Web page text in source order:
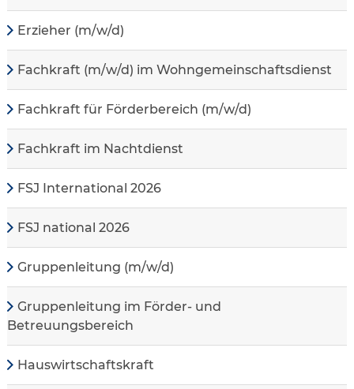
Erzieher (m/w/d)
Fachkraft (m/w/d) im Wohngemeinschaftsdienst
Fachkraft für Förderbereich (m/w/d)
Fachkraft im Nachtdienst
FSJ International 2026
FSJ national 2026
Gruppenleitung (m/w/d)
Gruppenleitung im Förder- und
Betreuungsbereich
Hauswirtschaftskraft